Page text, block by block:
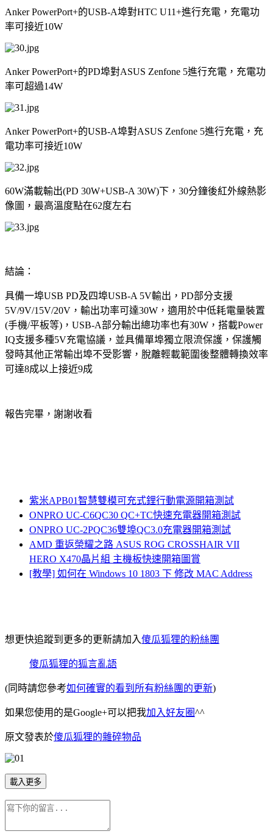
Anker PowerPort+的USB-A埠對HTC U11+進行充電，充電功
率可接近10W
Anker PowerPort+的PD埠對ASUS Zenfone 5進行充電，充電功
率可超過14W
Anker PowerPort+的USB-A埠對ASUS Zenfone 5進行充電，充
電功率可接近10W
60W滿載輸出(PD 30W+USB-A 30W)下， 30分鐘後紅外線熱影
像圖，最高溫度點在62度左右
結論：
具備一埠USB PD及四埠USB-A 5V輸出， PD部分支援
5V/9V/15V/20V ，輸出功率可達30W ，適用於中低耗電量裝置
(手機/平板等) ， USB-A部分輸出總功率也有30W ，搭載Power
IQ支援多種5V充電協議，並具備單埠獨立限流保護，保護觸
發時其他正常輸出埠不受影響，脫離輕載範圍後整體轉換效率
可達8成以上接近9成
報告完畢，謝謝收看
紫米APB01智慧雙模可充式鋰行動電源開箱測試
ONPRO UC-C6QC30 QC+TC快速充電器開箱測試
ONPRO UC-2PQC36雙埠QC3.0充電器開箱測試
AMD 重返榮耀之路 ASUS ROG CROSSHAIR VII
HERO X470晶片組 主機板快速開箱圖賞
[教學] 如何在 Windows 10 1803 下 修改 MAC Address
想更快追蹤到更多的更新請加入傻瓜狐狸的粉絲團
傻瓜狐狸的狐言亂語
(同時請您參考如何確實的看到所有粉絲團的更新)
如果您使用的是Google+可以把我加入好友圈^^
原文發表於傻瓜狐狸的雜碎物品
載入更多